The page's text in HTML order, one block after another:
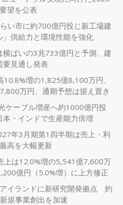
望を公表
い市に約700億円投じ新工場建
供給力と環境性能を強化
ばいの3兆733億円と予測、建
要見通し発表
増の1,825億8,100万円、
万円、通期予想は据え置き
ケーブル増産へ約1000億円投
・インドで生産能力倍増
年3月期第1四半期は売上・利
高を大幅更新
上は12.0%増の5,541億7,600万
億円（5.0%増）に上方修正
イランドに新研究開発拠点 約
規事業創出を加速